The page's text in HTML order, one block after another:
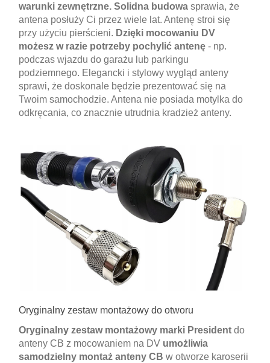
warunki zewnętrzne. Solidna budowa sprawia, że
antena posłuży Ci przez wiele lat. Antenę stroi się
przy użyciu pierścieni. Dzięki mocowaniu DV
możesz w razie potrzeby pochylić antenę - np.
podczas wjazdu do garażu lub parkingu
podziemnego. Elegancki i stylowy wygląd anteny
sprawi, że doskonale będzie prezentować się na
Twoim samochodzie. Antena nie posiada motylka do
odkręcania, co znacznie utrudnia kradzież anteny.
Oryginalny zestaw montażowy do otworu
Oryginalny zestaw montażowy marki President do
anteny CB z mocowaniem na DV umożliwia
samodzielny montaż anteny CB w otworze karoserii